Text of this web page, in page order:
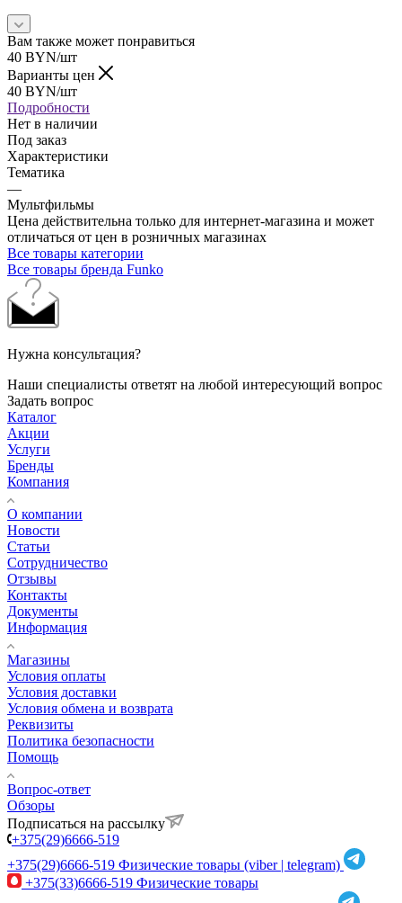
Вам также может понравиться
40 BYN/шт
Варианты цен
40 BYN/шт
Подробности
Нет в наличии
Под заказ
Характеристики
Тематика
—
Мультфильмы
Цена действительна только для интернет-магазина и может
отличаться от цен в розничных магазинах
Все товары категории
Все товары бренда Funko
Нужна консультация?
Наши специалисты ответят на любой интересующий вопрос
Задать вопрос
Каталог
Акции
Услуги
Бренды
Компания
О компании
Новости
Статьи
Сотрудничество
Отзывы
Контакты
Документы
Информация
Магазины
Условия оплаты
Условия доставки
Условия обмена и возврата
Реквизиты
Политика безопасности
Помощь
Вопрос-ответ
Обзоры
Подписаться на рассылку
+375(29)6666-519
+375(29)6666-519 Физические товары (viber | telegram)
+375(33)6666-519 Физические товары